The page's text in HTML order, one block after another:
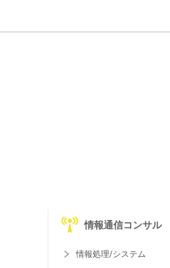
情報通信コンサル
情報処理/システム